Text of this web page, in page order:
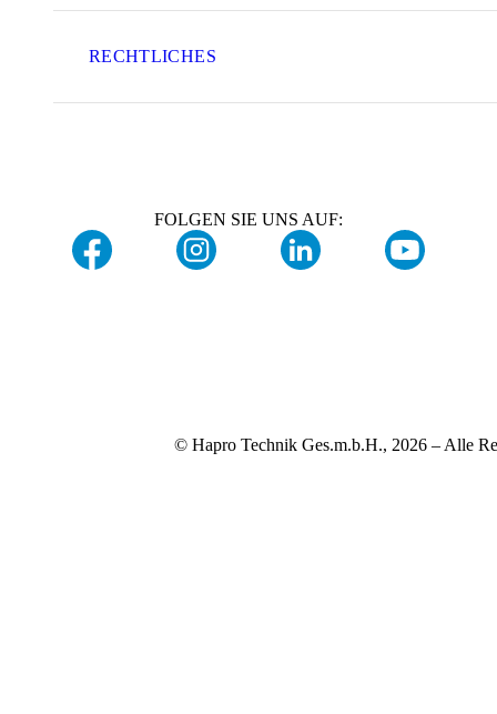
RECHTLICHES
FOLGEN SIE UNS AUF:
© Hapro Technik Ges.m.b.H., 2026 – Alle